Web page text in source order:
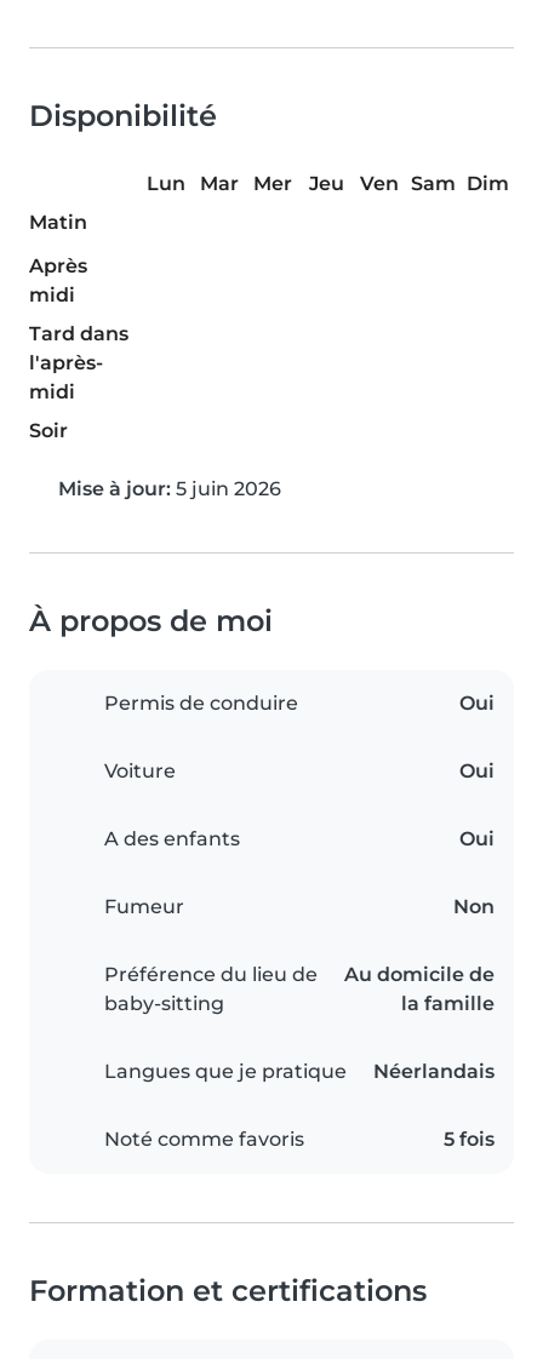
Disponibilité
Lun Mar Mer Jeu Ven Sam Dim
Matin
Après
midi
Tard dans
l'après-
midi
Soir
Mise à jour: 5 juin 2026
À propos de moi
Permis de conduire Oui
Voiture Oui
A des enfants Oui
Fumeur Non
Préférence du lieu de
baby-sitting
Au domicile de
la famille
Langues que je pratique Néerlandais
Noté comme favoris 5 fois
Formation et certifications